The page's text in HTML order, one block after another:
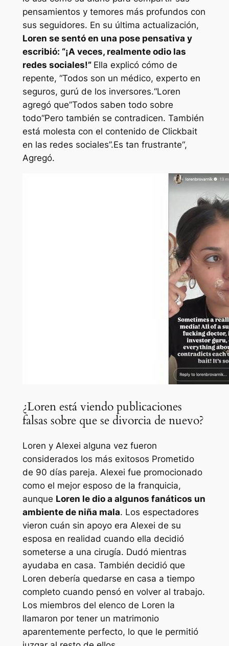
pensamientos y temores más profundos con
sus seguidores. En su última actualización,
Loren se sentó en una pose pensativa y
escribió: “¡A veces, realmente odio las
redes sociales!” Ella explicó cómo de
repente, “Todos son un médico, experto en
seguros, gurú de los inversores.“Loren
agregó que”Todos saben todo sobre
todo“Pero también se contradicen. También
está molesta con el contenido de Clickbait
en las redes sociales”.Es tan frustrante“,
Agregó.
¿Loren está viendo publicaciones
falsas sobre que se divorcia de nuevo?
Loren y Alexei alguna vez fueron
considerados los más exitosos Prometido
de 90 días pareja. Alexei fue promocionado
como el mejor esposo de la franquicia,
aunque Loren le dio a algunos fanáticos un
ambiente de niña mala. Los espectadores
vieron cuán sin apoyo era Alexei de su
esposa en realidad cuando ella decidió
someterse a una cirugía. Dudó mientras
ayudaba en casa. También decidió que
Loren debería quedarse en casa a tiempo
completo cuando pensó en volver al trabajo.
Los miembros del elenco de Loren la
llamaron por tener un matrimonio
aparentemente perfecto, lo que le permitió